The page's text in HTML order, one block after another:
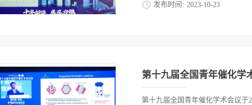
发布时间: 2023-10-23
第十九届全国青年催化学
第十九届全国青年催化学术会议于